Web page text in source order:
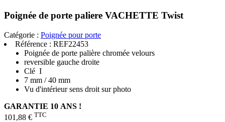
Poignée de porte paliere VACHETTE Twist
Catégorie : Poignée pour porte
Référence : REF22453
Poignée de porte palière chromée velours
reversible gauche droite
Clé I
7 mm / 40 mm
Vu d'intérieur sens droit sur photo
GARANTIE 10 ANS !
101,88 € TTC